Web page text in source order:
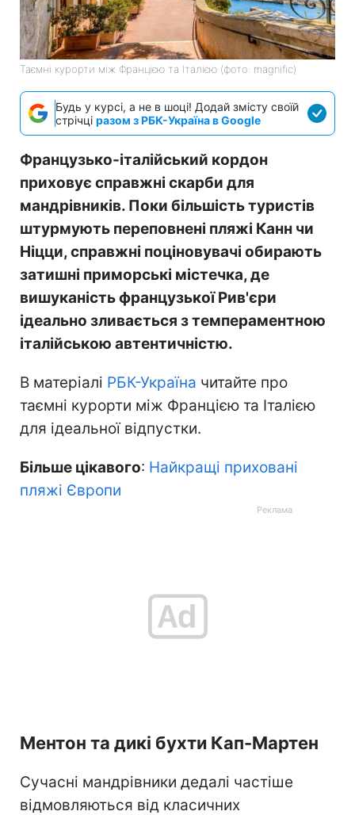
Таємні курорти між Францією та Італією (фото: magnific)
Будь у курсі, а не в шоці! Додай змісту своїй
стрічці разом з РБК-Україна в Google
Французько-італійський кордон
приховує справжні скарби для
мандрівників. Поки більшість туристів
штурмують переповнені пляжі Канн чи
Ніцци, справжні поціновувачі обирають
затишні приморські містечка, де
вишуканість французької Рив'єри
ідеально зливається з темпераментною
італійською автентичністю.
В матеріалі РБК-Україна читайте про
таємні курорти між Францією та Італією
для ідеальної відпустки.
Більше цікавого: Найкращі приховані
пляжі Європи
Ментон та дикі бухти Кап-Мартен
Сучасні мандрівники дедалі частіше
відмовляються від класичних